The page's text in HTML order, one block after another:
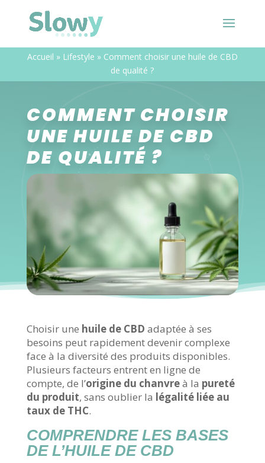
Accueil » Lifestyle » Comment choisir une huile de CBD
de qualité ?
COMMENT CHOISIR
UNE HUILE DE CBD
DE QUALITÉ ?
Choisir une huile de CBD adaptée à ses
besoins peut rapidement devenir complexe
face à la diversité des produits disponibles.
Plusieurs facteurs entrent en ligne de
compte, de l’origine du chanvreà la pureté
du produit, sans oublier la légalité liée au
taux de THC.
COMPRENDRE LES BASES
DE L’HUILE DE CBD